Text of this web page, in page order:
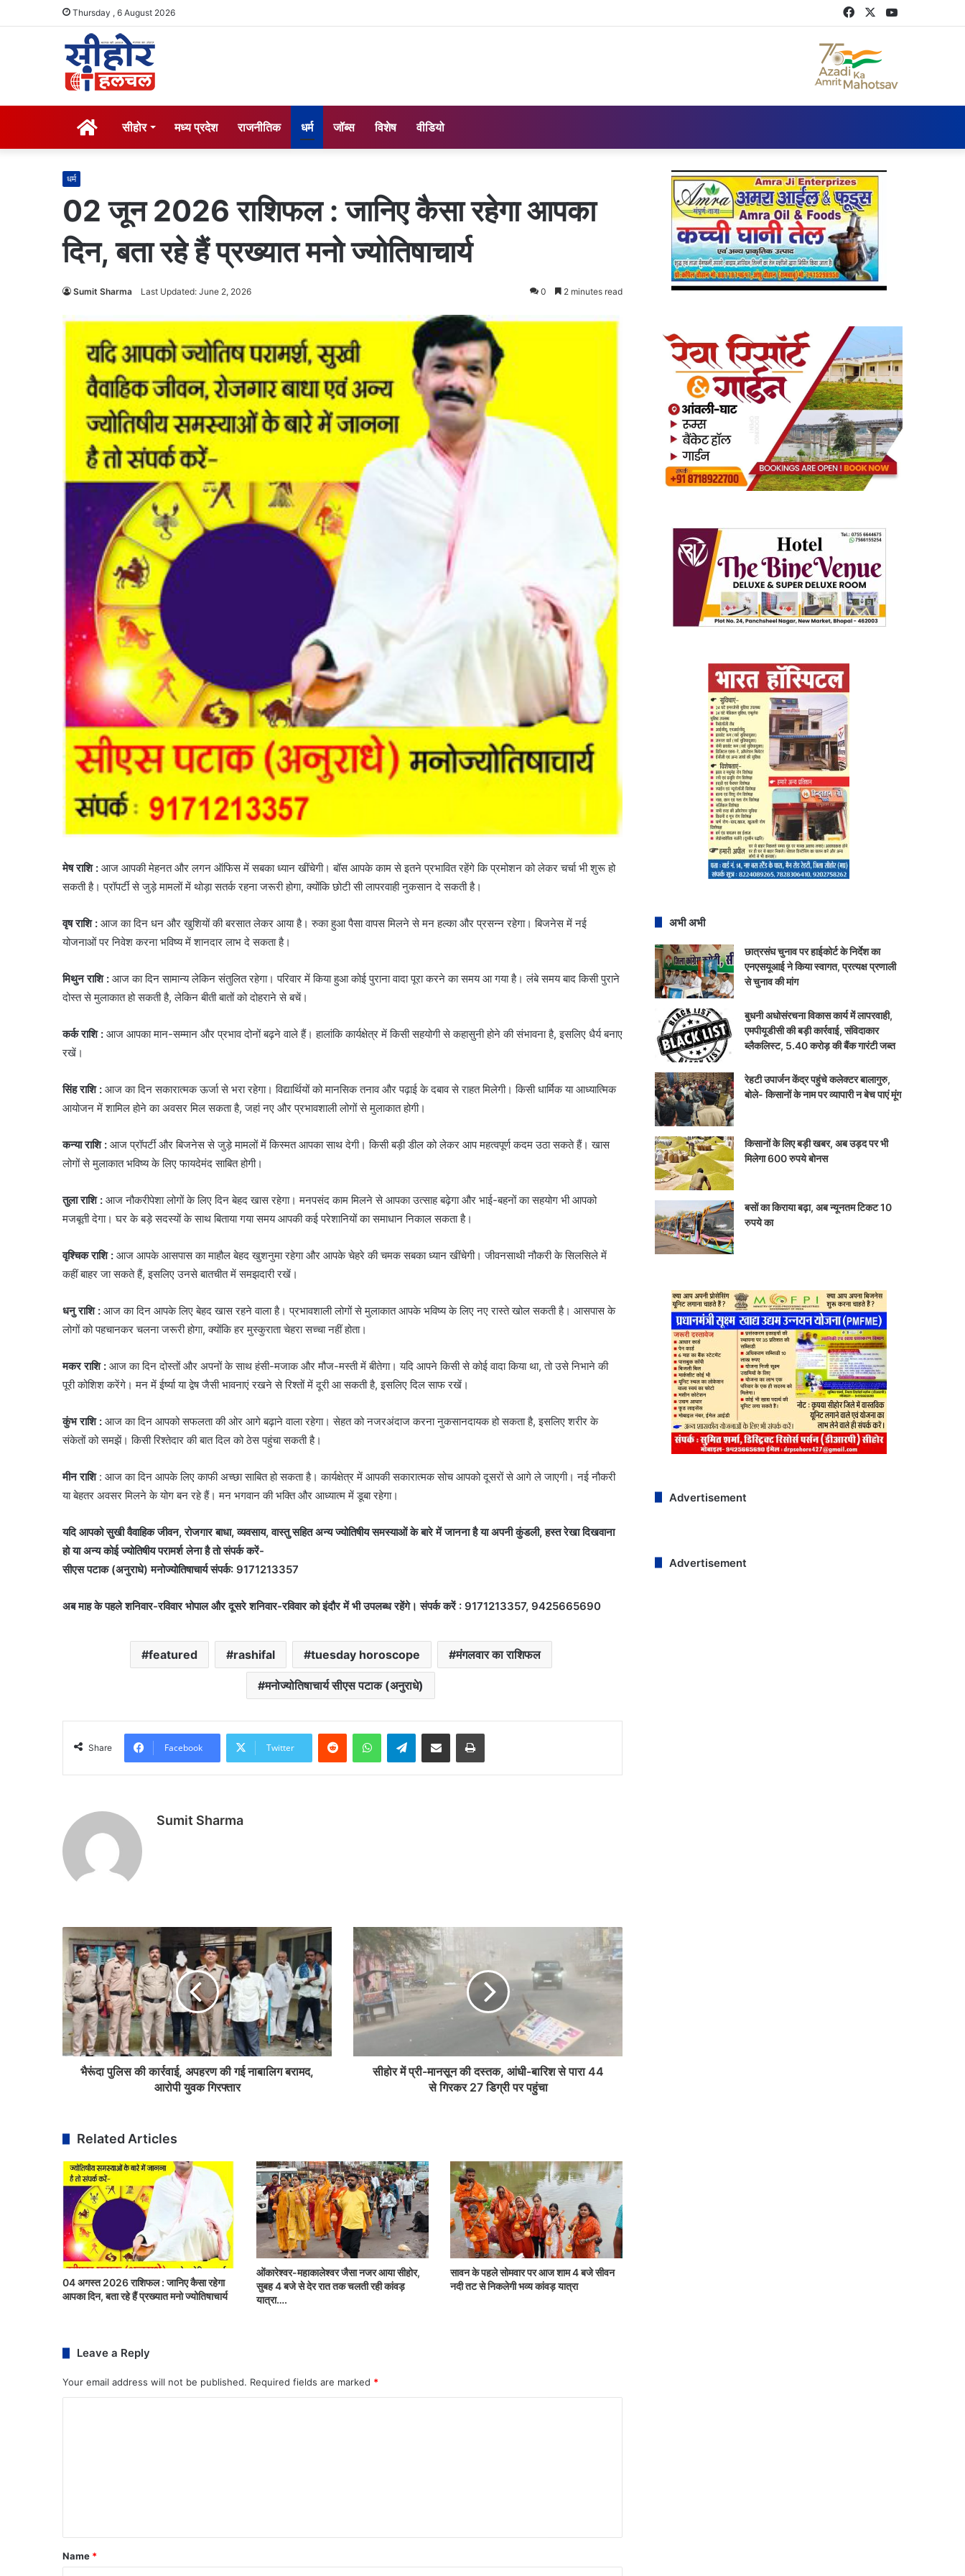
Thursday , 6 August 2026 Twitter
Facebook
सीहोर मध्य प्रदेश राजनीतिक धर्म जॉब्स विशेष वीडियो
धर्म
02 जून 2026 राशिफल : जानिए कैसा रहेगा आपका
दिन, बता रहे हैं प्रख्यात मनो ज्योतिषाचार्य
Sumit Sharma Last Updated: June 2, 2026 0 2 minutes read
मेष राशि : आज आपकी मेहनत और लगन ऑफिस में सबका ध्यान खींचेगी। बॉस आपके काम से इतने प्रभावित रहेंगे कि प्रमोशन को लेकर चर्चा भी शुरू हो
सकती है। प्रॉपर्टी से जुड़े मामलों में थोड़ा सतर्क रहना जरूरी होगा, क्योंकि छोटी सी लापरवाही नुकसान दे सकती है।
वृष राशि : आज का दिन धन और खुशियों की बरसात लेकर आया है। रुका हुआ पैसा वापस मिलने से मन हल्का और प्रसन्न रहेगा। बिजनेस में नई
योजनाओं पर निवेश करना भविष्य में शानदार लाभ दे सकता है।
मिथुन राशि : आज का दिन सामान्य लेकिन संतुलित रहेगा। परिवार में किया हुआ कोई पुराना वादा पूरा करने का समय आ गया है। लंबे समय बाद किसी पुराने
दोस्त से मुलाकात हो सकती है, लेकिन बीती बातों को दोहराने से बचें।
कर्क राशि : आज आपका मान-सम्मान और प्रभाव दोनों बढ़ने वाले हैं। हालांकि कार्यक्षेत्र में किसी सहयोगी से कहासुनी होने की संभावना है, इसलिए धैर्य बनाए
रखें।
सिंह राशि : आज का दिन सकारात्मक ऊर्जा से भरा रहेगा। विद्यार्थियों को मानसिक तनाव और पढ़ाई के दबाव से राहत मिलेगी। किसी धार्मिक या आध्यात्मिक
आयोजन में शामिल होने का अवसर मिल सकता है, जहां नए और प्रभावशाली लोगों से मुलाकात होगी।
कन्या राशि : आज प्रॉपर्टी और बिजनेस से जुड़े मामलों में किस्मत आपका साथ देगी। किसी बड़ी डील को लेकर आप महत्वपूर्ण कदम उठा सकते हैं। खास
लोगों से मुलाकात भविष्य के लिए फायदेमंद साबित होगी।
तुला राशि : आज नौकरीपेशा लोगों के लिए दिन बेहद खास रहेगा। मनपसंद काम मिलने से आपका उत्साह बढ़ेगा और भाई-बहनों का सहयोग भी आपको
मजबूती देगा। घर के बड़े सदस्यों के साथ बिताया गया समय आपकी कई परेशानियों का समाधान निकाल सकता है।
वृश्चिक राशि : आज आपके आसपास का माहौल बेहद खुशनुमा रहेगा और आपके चेहरे की चमक सबका ध्यान खींचेगी। जीवनसाथी नौकरी के सिलसिले में
कहीं बाहर जा सकते हैं, इसलिए उनसे बातचीत में समझदारी रखें।
धनु राशि : आज का दिन आपके लिए बेहद खास रहने वाला है। प्रभावशाली लोगों से मुलाकात आपके भविष्य के लिए नए रास्ते खोल सकती है। आसपास के
लोगों को पहचानकर चलना जरूरी होगा, क्योंकि हर मुस्कुराता चेहरा सच्चा नहीं होता।
मकर राशि : आज का दिन दोस्तों और अपनों के साथ हंसी-मजाक और मौज-मस्ती में बीतेगा। यदि आपने किसी से कोई वादा किया था, तो उसे निभाने की
पूरी कोशिश करेंगे। मन में ईर्ष्या या द्वेष जैसी भावनाएं रखने से रिश्तों में दूरी आ सकती है, इसलिए दिल साफ रखें।
कुंभ राशि : आज का दिन आपको सफलता की ओर आगे बढ़ाने वाला रहेगा। सेहत को नजरअंदाज करना नुकसानदायक हो सकता है, इसलिए शरीर के
संकेतों को समझें। किसी रिश्तेदार की बात दिल को ठेस पहुंचा सकती है।
मीन राशि: आज का दिन आपके लिए काफी अच्छा साबित हो सकता है। कार्यक्षेत्र में आपकी सकारात्मक सोच आपको दूसरों से आगे ले जाएगी। नई नौकरी
या बेहतर अवसर मिलने के योग बन रहे हैं। मन भगवान की भक्ति और आध्यात्म में डूबा रहेगा।
यदि आपको सुखी वैवाहिक जीवन, रोजगार बाधा, व्यवसाय, वास्तु सहित अन्य ज्योतिषीय समस्याओं के बारे में जानना है या अपनी कुंडली, हस्त रेखा दिखवाना
हो या अन्य कोई ज्योतिषीय परामर्श लेना है तो संपर्क करें-
सीएस पटाक (अनुराधे) मनोज्योतिषाचार्य संपर्क: 9171213357
अब माह के पहले शनिवार-रविवार भोपाल और दूसरे शनिवार-रविवार को इंदौर में भी उपलब्ध रहेंगे। संपर्क करें : 9171213357, 9425665690
featured rashifal tuesday horoscope मंगलवार का राशिफल
मनोज्योतिषाचार्य सीएस पटाक (अनुराधे)
Share Facebook Twitter
Telegram
Sumit Sharma
भैरूंदा पुलिस की कार्रवाई, अपहरण की गई नाबालिग बरामद,
आरोपी युवक गिरफ्तार
सीहोर में प्री-मानसून की दस्तक, आंधी-बारिश से पारा 44
से गिरकर 27 डिग्री पर पहुंचा
Related Articles
04 अगस्त 2026 राशिफल : जानिए कैसा रहेगा
आपका दिन, बता रहे हैं प्रख्यात मनो ज्योतिषाचार्य
ओंकारेश्वर-महाकालेश्वर जैसा नजर आया सीहोर,
सुबह 4 बजे से देर रात तक चलती रही कांवड़
यात्रा….
सावन के पहले सोमवार पर आज शाम 4 बजे सीवन
नदी तट से निकलेगी भव्य कांवड़ यात्रा
Leave a Reply
Your email address will not be published. Required fields are marked *
Name *
अभी अभी
छात्रसंघ चुनाव पर हाईकोर्ट के निर्देश का
एनएसयूआई ने किया स्वागत, प्रत्यक्ष प्रणाली
से चुनाव की मांग
बुधनी अधोसंरचना विकास कार्य में लापरवाही,
एमपीयूडीसी की बड़ी कार्रवाई, संविदाकार
ब्लैकलिस्ट, 5.40 करोड़ की बैंक गारंटी जब्त
रेहटी उपार्जन केंद्र पहुंचे कलेक्टर बालागुरु,
बोले- किसानों के नाम पर व्यापारी न बेच पाएं मूंग
किसानों के लिए बड़ी खबर, अब उड़द पर भी
मिलेगा 600 रुपये बोनस
बसों का किराया बढ़ा, अब न्यूनतम टिकट 10
रुपये का
Advertisement
Advertisement